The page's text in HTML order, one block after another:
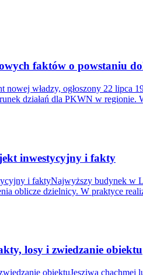
faktów o powstaniu
władzy, ogłoszony 22 lipca
działań dla PKWN w regionie.
inwestycyjny i fakty
i faktyNajwyższy budynek w
oblicze dzielnicy. W praktyce
losy i zwiedzanie obiektu
obiektuJesziwa